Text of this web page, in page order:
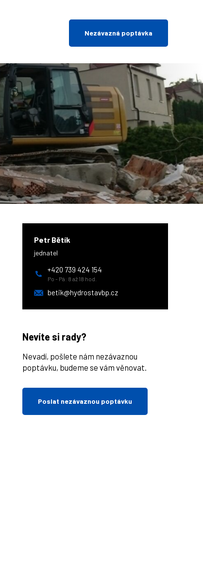
Nezávazná poptávka
Petr Bětík
jednatel
+420 739 424 154
Po - Pá: 8 až 18 hod.
betik@hydrostavbp.cz
Nevíte si rady?
Nevadí, pošlete nám nezávaznou
poptávku, budeme se vám věnovat.
Poslat nezávaznou poptávku